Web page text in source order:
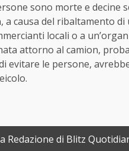
sono morte e
, a causa del ribaltamento
locali o a
attorno al camion,
evitare le persone,
Redazione di Blitz